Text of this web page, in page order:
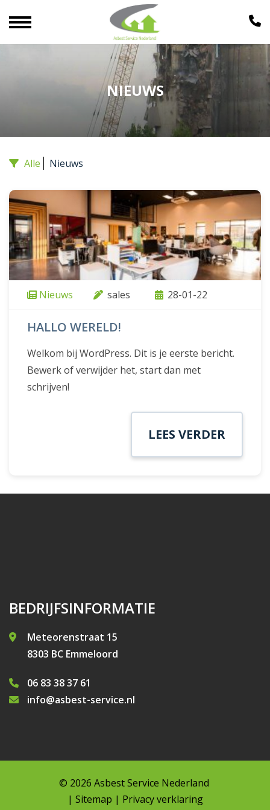
NIEUWS
Alle Nieuws
Nieuws sales 28-01-22
HALLO WERELD!
Welkom bij WordPress. Dit is je eerste bericht.
Bewerk of verwijder het, start dan met
schrijven!
LEES VERDER
BEDRIJFSINFORMATIE
Meteorenstraat 15
8303 BC Emmeloord
06 83 38 37 61
info@asbest-service.nl
© 2026 Asbest Service Nederland
| Sitemap | Privacy verklaring